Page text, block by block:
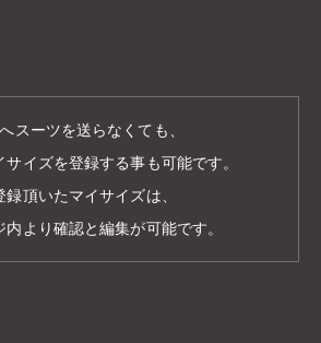
スーツを送らなくても、
サイズを登録する事も可能です。
録頂いたマイサイズは、
内より確認と編集が可能です。